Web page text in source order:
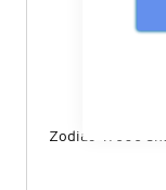
Zodiac 47606